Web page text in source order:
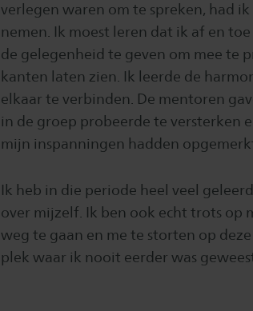
verlegen waren om te spreken, had
nemen. Ik moest leren dat ik af en
de gelegenheid te geven om mee te
kanten laten zien. Ik leerde de
elkaar te verbinden. De mentoren
in de groep probeerde te versterken
mijn inspanningen hadden
Ik heb in die periode heel veel
over mijzelf. Ik ben ook echt trots op
weg te gaan en me te storten op
plek waar ik nooit eerder was